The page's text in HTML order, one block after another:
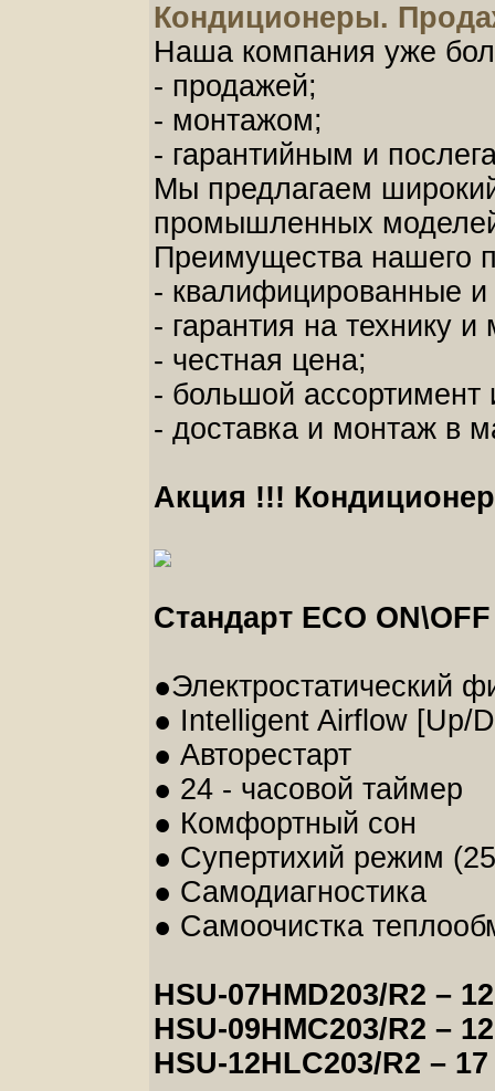
Кондиционеры.
Наша компания уже
- продажей;
- монтажом;
- гарантийным и
Мы предлагаем
промышленных
Преимущества нашего
- квалифицированные и
- гарантия на технику и
- честная цена;
- большой ассортимент
- доставка и монтаж в
Акция !!!
Стандарт ECO
●Электростатический
● Intelligent Airflow [Up/
● Авторестарт
● 24 - часовой таймер
● Комфортный сон
● Супертихий режим
● Самодиагностика
● Самоочистка
HSU-07HMD203/R2 –
HSU-09HMC203/R2 –
HSU-12HLС203/R2 –